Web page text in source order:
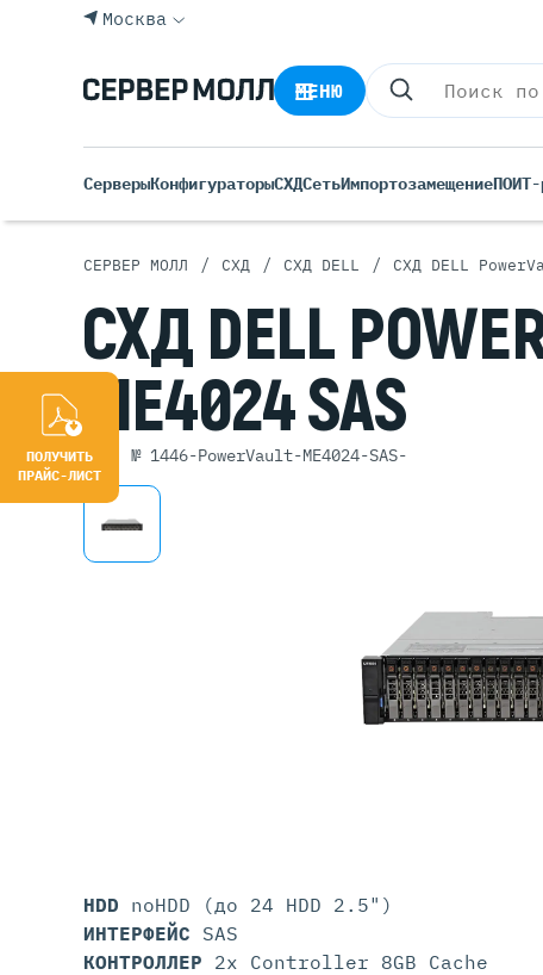
Rack
DELL
DELL
DELL
Москва
МЕНЮ
СерверыКонфигураторыСХДСетьИмпортозамещениеПОИТ-
СЕРВЕР МОЛЛ / СХД / СХД DELL / СХД DELL
СХД DELL
ME4024 SAS
арт. № 1446-PowerVault-ME4024-SAS-
HDD noHDD (до 24 HDD 2.5")
ИНТЕРФЕЙС SAS
КОНТРОЛЛЕР 2x Controller 8GB Cache
ПОЛУЧИТЬ
ПРАЙС-ЛИСТ